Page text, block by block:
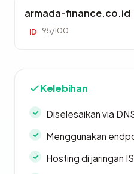
armada-finance.co.id
ID 95/100
Kelebihan
Diselesaikan via
Menggunakan
Hosting di jaringan